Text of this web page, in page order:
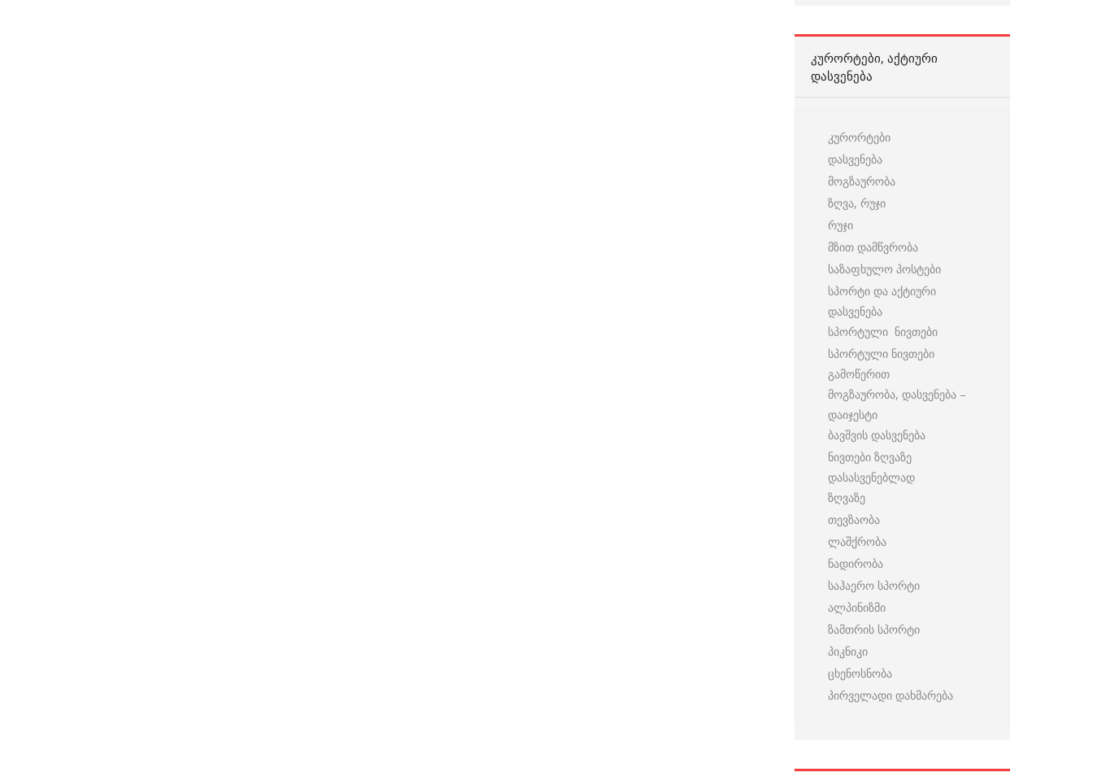
ᲙᲣᲠᲝᲠᲢᲔᲑᲘ, ᲐᲥᲢᲘᲣᲠᲘ
ᲓᲐᲡᲕᲔᲜᲔᲑᲐ
კურორტები
დასვენება
მოგზაურობა
ზღვა, რუჯი
რუჯი
მზით დამწვრობა
საზაფხულო პოსტები
სპორტი და აქტიური
დასვენება
სპორტული ნივთები
სპორტული ნივთები
გამოწერით
მოგზაურობა, დასვენება –
დაიჯესტი
ბავშვის დასვენება
ნივთები ზღვაზე
დასასვენებლად
ზღვაზე
თევზაობა
ლაშქრობა
ნადირობა
საჰაერო სპორტი
ალპინიზმი
ზამთრის სპორტი
პიკნიკი
ცხენოსნობა
პირველადი დახმარება